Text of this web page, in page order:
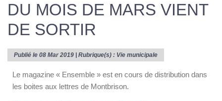
DU MOIS DE MARS VIENT
DE SORTIR
Publié le 08 Mar 2019 | Rubrique(s) : Vie municipale
Le magazine « Ensemble » est en cours de distribution dans
les boites aux lettres de Montbrison.